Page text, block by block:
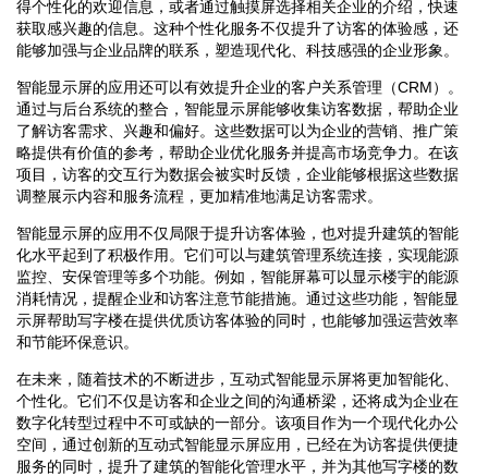
得个性化的欢迎信息，或者通过触摸屏选择相关企业的介绍，快速
获取感兴趣的信息。这种个性化服务不仅提升了访客的体验感，还
能够加强与企业品牌的联系，塑造现代化、科技感强的企业形象。
智能显示屏的应用还可以有效提升企业的客户关系管理（CRM）。
通过与后台系统的整合，智能显示屏能够收集访客数据，帮助企业
了解访客需求、兴趣和偏好。这些数据可以为企业的营销、推广策
略提供有价值的参考，帮助企业优化服务并提高市场竞争力。在该
项目，访客的交互行为数据会被实时反馈，企业能够根据这些数据
调整展示内容和服务流程，更加精准地满足访客需求。
智能显示屏的应用不仅局限于提升访客体验，也对提升建筑的智能
化水平起到了积极作用。它们可以与建筑管理系统连接，实现能源
监控、安保管理等多个功能。例如，智能屏幕可以显示楼宇的能源
消耗情况，提醒企业和访客注意节能措施。通过这些功能，智能显
示屏帮助写字楼在提供优质访客体验的同时，也能够加强运营效率
和节能环保意识。
在未来，随着技术的不断进步，互动式智能显示屏将更加智能化、
个性化。它们不仅是访客和企业之间的沟通桥梁，还将成为企业在
数字化转型过程中不可或缺的一部分。该项目作为一个现代化办公
空间，通过创新的互动式智能显示屏应用，已经在为访客提供便捷
服务的同时，提升了建筑的智能化管理水平，并为其他写字楼的数